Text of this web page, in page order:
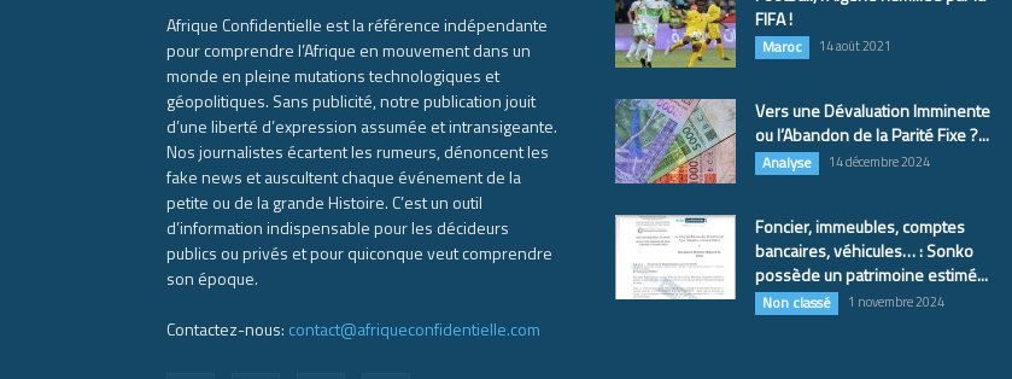
Afrique Confidentielle est la référence indépendante
pour comprendre l’Afrique en mouvement dans un
monde en pleine mutations technologiques et
géopolitiques. Sans publicité, notre publication jouit
d’une liberté d’expression assumée et intransigeante.
Nos journalistes écartent les rumeurs, dénoncent les
fake news et auscultent chaque événement de la
petite ou de la grande Histoire. C’est un outil
d’information indispensable pour les décideurs
publics ou privés et pour quiconque veut comprendre
son époque.
Contactez-nous: contact@afriqueconfidentielle.com
FIFA !
Maroc 14 août 2021
Vers une Dévaluation Imminente
ou l’Abandon de la Parité Fixe ?...
Analyse 14 décembre 2024
Foncier, immeubles, comptes
bancaires, véhicules… : Sonko
possède un patrimoine estimé...
Non classé 1 novembre 2024